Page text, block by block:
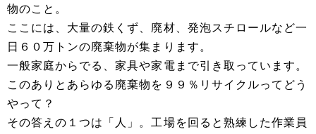
物のこと。
ここには、大量の鉄くず、廃材、発泡スチロールなど一
日６０万トンの廃棄物が集まります。
一般家庭からでる、家具や家電まで引き取っています。
このありとあらゆる廃棄物を９９％リサイクルってどう
やって？
その答えの１つは「人」。工場を回ると熟練した作業員